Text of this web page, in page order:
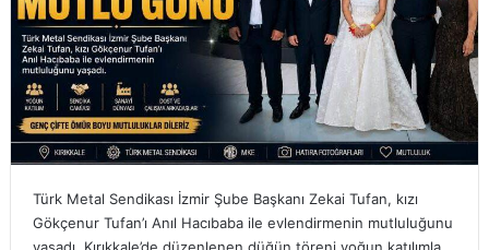
Türk Metal Sendikası İzmir Şube Başkanı Zekai Tufan, kızı
Gökçenur Tufan’ı Anıl Hacıbaba ile evlendirmenin mutluluğunu